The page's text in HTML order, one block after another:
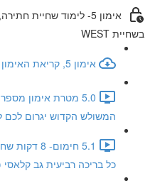
אימון 5- לימוד שחיית
בשחיית WEST
אימון 5, קריאת האימון פעמיים וללכת לבריכה עם חיוך ענק
המשולש הקדוש יגרום לכם
5.1 חימום-
כל בריכה רביעית גב קלאסי WEST (1:25)